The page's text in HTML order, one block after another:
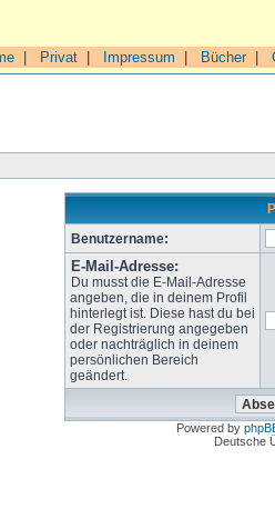
Privat Impressum Bücher|
Benutzername:
E-Mail-Adresse:
Du musst die E-Mail-Adresse
angeben, die in deinem Profil
hinterlegt ist. Diese hast du bei
der Registrierung angegeben
oder nachträglich in deinem
persönlichen Bereich
geändert.
Powered by
Deutsche